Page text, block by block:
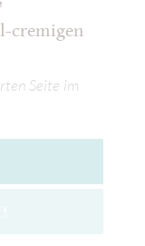
cremigen
Seite im